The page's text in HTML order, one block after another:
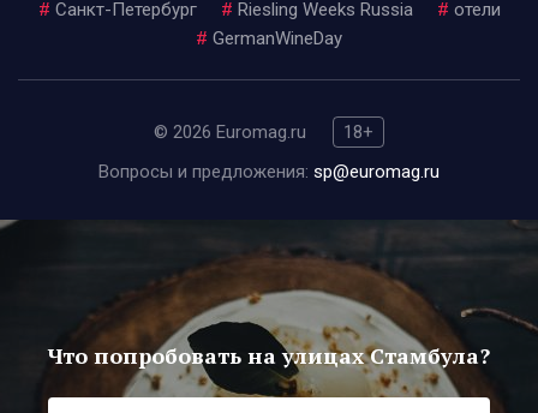
# Санкт-Петербург # Riesling Weeks Russia # отели
# GermanWineDay
© 2026 Euromag.ru
18+
Вопросы и предложения: sp@euromag.ru
Что попробовать на улицах Стамбула?